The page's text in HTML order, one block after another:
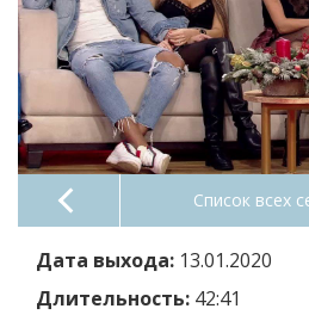
Список всех
Дата выхода: 13.01.2020
Длительность: 42:41